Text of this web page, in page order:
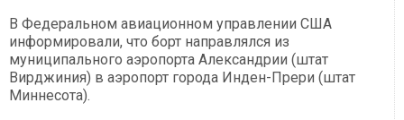
В Федеральном авиационном управлении США
информировали, что борт направлялся из
муниципального аэропорта Александрии (штат
Вирджиния) в аэропорт города Инден-Прери (штат
Миннесота).